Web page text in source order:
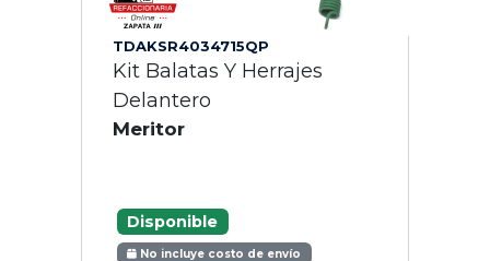
TDAKSR4034715QP
Kit Balatas Y Herrajes
Delantero
Meritor
Disponible
No incluye costo de envío